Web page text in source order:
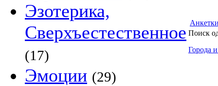
Эзотерика,
Сверхъестественное
(17)
Эмоции (29)
Поиск
Города